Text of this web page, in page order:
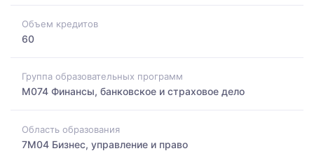
Объем кредитов
60
Группа образовательных программ
M074 Финансы, банковское и страховое дело
Область образования
7M04 Бизнес, управление и право